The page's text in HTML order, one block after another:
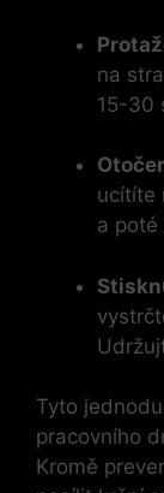
na
15-30
ucítíte
a poté
Tyto
pracovního
Kromě